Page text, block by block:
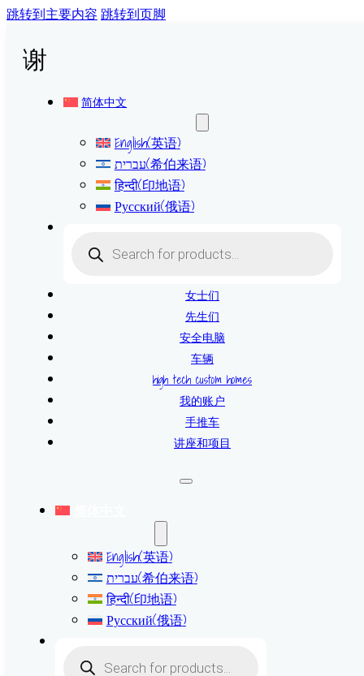
跳转到主要内容 跳转到页脚
谢
简体中文
English(英语)
עברית(希伯来语)
हिन्दी(印地语)
Русский(俄语)
search
女士们
先生们
安全电脑
车辆
high tech custom homes
我的账户
手推车
讲座和项目
English(英语)
עברית(希伯来语)
हिन्दी(印地语)
Русский(俄语)
search